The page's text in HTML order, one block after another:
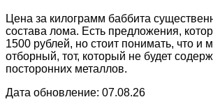
Цена за килограмм баббита
состава лома. Есть предложения,
1500 рублей, но стоит понимать, что и
отборный, тот, который не будет
посторонних металлов.
Дата обновление: 07.08.26